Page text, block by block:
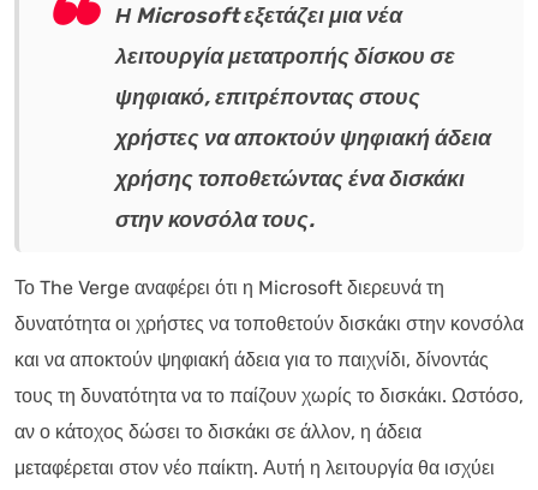
Η Microsoft εξετάζει μια νέα
λειτουργία μετατροπής δίσκου σε
ψηφιακό, επιτρέποντας στους
χρήστες να αποκτούν ψηφιακή άδεια
χρήσης τοποθετώντας ένα δισκάκι
στην κονσόλα τους.
Το The Verge αναφέρει ότι η Microsoft διερευνά τη
δυνατότητα οι χρήστες να τοποθετούν δισκάκι στην κονσόλα
και να αποκτούν ψηφιακή άδεια για το παιχνίδι, δίνοντάς
τους τη δυνατότητα να το παίζουν χωρίς το δισκάκι. Ωστόσο,
αν ο κάτοχος δώσει το δισκάκι σε άλλον, η άδεια
μεταφέρεται στον νέο παίκτη. Αυτή η λειτουργία θα ισχύει